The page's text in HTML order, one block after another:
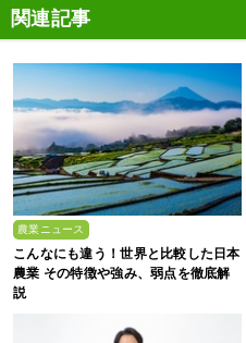
関連記事
農業ニュース
こんなにも違う！世界と比較した日本
農業 その特徴や強み、弱点を徹底解
説